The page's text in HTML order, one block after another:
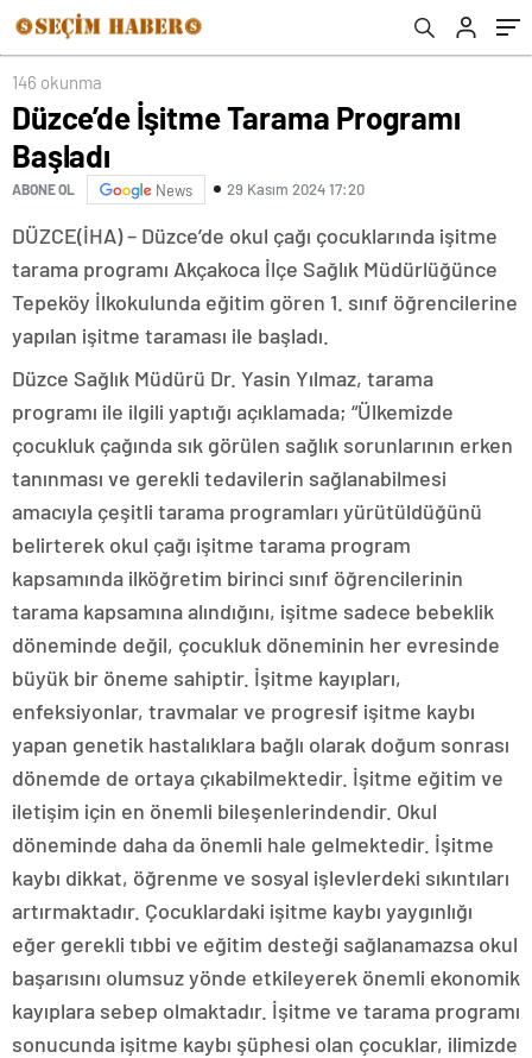
146 okunma
Düzce’de İşitme Tarama Programı
Başladı
ABONE OL News 29 Kasım 2024 17:20
DÜZCE(İHA) – Düzce’de okul çağı çocuklarında işitme
tarama programı Akçakoca İlçe Sağlık Müdürlüğünce
Tepeköy İlkokulunda eğitim gören 1. sınıf öğrencilerine
yapılan işitme taraması ile başladı.
Düzce Sağlık Müdürü Dr. Yasin Yılmaz, tarama
programı ile ilgili yaptığı açıklamada; “Ülkemizde
çocukluk çağında sık görülen sağlık sorunlarının erken
tanınması ve gerekli tedavilerin sağlanabilmesi
amacıyla çeşitli tarama programları yürütüldüğünü
belirterek okul çağı işitme tarama program
kapsamında ilköğretim birinci sınıf öğrencilerinin
tarama kapsamına alındığını, işitme sadece bebeklik
döneminde değil, çocukluk döneminin her evresinde
büyük bir öneme sahiptir. İşitme kayıpları,
enfeksiyonlar, travmalar ve progresif işitme kaybı
yapan genetik hastalıklara bağlı olarak doğum sonrası
dönemde de ortaya çıkabilmektedir. İşitme eğitim ve
iletişim için en önemli bileşenlerindendir. Okul
döneminde daha da önemli hale gelmektedir. İşitme
kaybı dikkat, öğrenme ve sosyal işlevlerdeki sıkıntıları
artırmaktadır. Çocuklardaki işitme kaybı yaygınlığı
eğer gerekli tıbbi ve eğitim desteği sağlanamazsa okul
başarısını olumsuz yönde etkileyerek önemli ekonomik
kayıplara sebep olmaktadır. İşitme ve tarama programı
sonucunda işitme kaybı şüphesi olan çocuklar, ilimizde